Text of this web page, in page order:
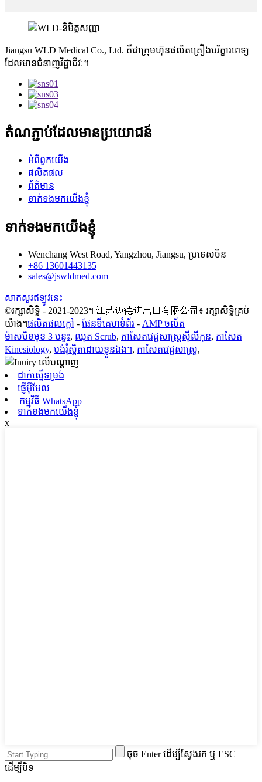
Jiangsu WLD Medical Co., Ltd. គឺជាក្រុមហ៊ុនផលិតគ្រឿងបរិក្ខារពេទ្យ
ដែលមានជំនាញវិជ្ជាជីវៈ។
តំណភ្ជាប់ដែលមានប្រយោជន៍
អំពីពួកយើង
ផលិតផល
ព័ត៌មាន
ទាក់ទងមកយើងខ្ញុំ
ទាក់ទងមកយើងខ្ញុំ
Wenchang West Road, Yangzhou, Jiangsu, ប្រទេសចិន
+86 13601443135
sales@jswldmed.com
សាកសួរឥឡូវនេះ
©រក្សាសិទ្ធិ - 2021-2023។ 江苏迈德进出口有限公司៖ រក្សាសិទ្ធិគ្រប់
យ៉ាង។ផលិតផលក្តៅ - ផែនទីគេហទំព័រ - AMP ចល័ត
ម៉ាសបិទមុខ 3 បន្ទះ, ឈុត Scrub, កាសែតវេជ្ជសាស្ត្រស៊ីលីកុន, កាសែត
Kinesiology, បង់រុំស្អិតដោយខ្លួនឯង។, កាសែតវេជ្ជសាស្ត្រ,
ដាក់ស្នើទម្រង់
ផ្ញើអ៊ីមែល
កម្មវិធី WhatsApp
ទាក់ទងមកយើងខ្ញុំ
x
ចុច Enter ដើម្បីស្វែងរក ឬ ESC
ដើម្បីបិទ